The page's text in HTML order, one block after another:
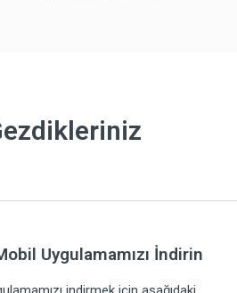
Uygulamamızı İndirin